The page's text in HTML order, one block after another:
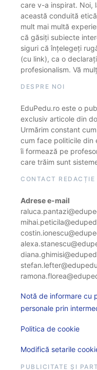
care v-a inspirat. Noi,
această conduită
mult mai multă
că găsiți subiecte
siguri că înțelegeți
(cu link), ca o
profesionalism. Vă
DESPRE NOI
EduPedu.ro este o
exclusiv articole din
Urmărim constant
cum face politicile din
îi formează pe
care trăim sunt
CONTACT REDACȚIE
Adrese e-mail
Notă de informare cu
personale prin
Politica de cookie
Modifică setarile
PUBLICITATE ȘI